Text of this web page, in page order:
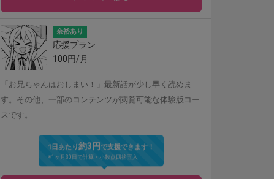
余裕あり
応援プラン
100円/月
「お兄ちゃんはおしまい！」最新話が少し早く読めま
す。その他、一部のコンテンツが閲覧可能な体験版コー
スです。
1日あたり約3円 で支援できます！
※1ヶ月30日で計算・小数点四捨五入